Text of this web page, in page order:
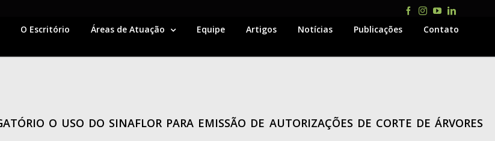
Facebook
Instagram
YouTubeLinkedIn
O Escritório Áreas de Atuação Equipe Artigos Notícias Publicações Contato
O USO DO SINAFLOR PARA EMISSÃO DE AUTORIZAÇÕES DE CORTE DE ÁRVORES